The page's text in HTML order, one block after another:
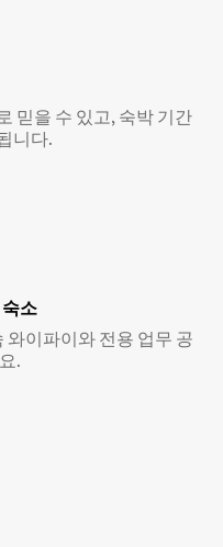
믿을 수 있고, 숙박 기간
니다.
소
이파이와 전용 업무 공
.